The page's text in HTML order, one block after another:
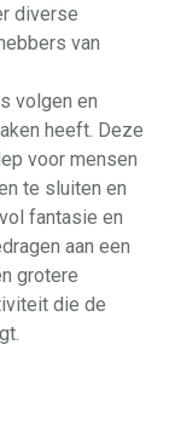
diverse
van
volgen en
heeft. Deze
voor mensen
te sluiten en
fantasie en
aan een
grotere
die de